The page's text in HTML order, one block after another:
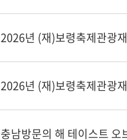
2026년 (재)보령축제관광
충남방문의 해 테이스트